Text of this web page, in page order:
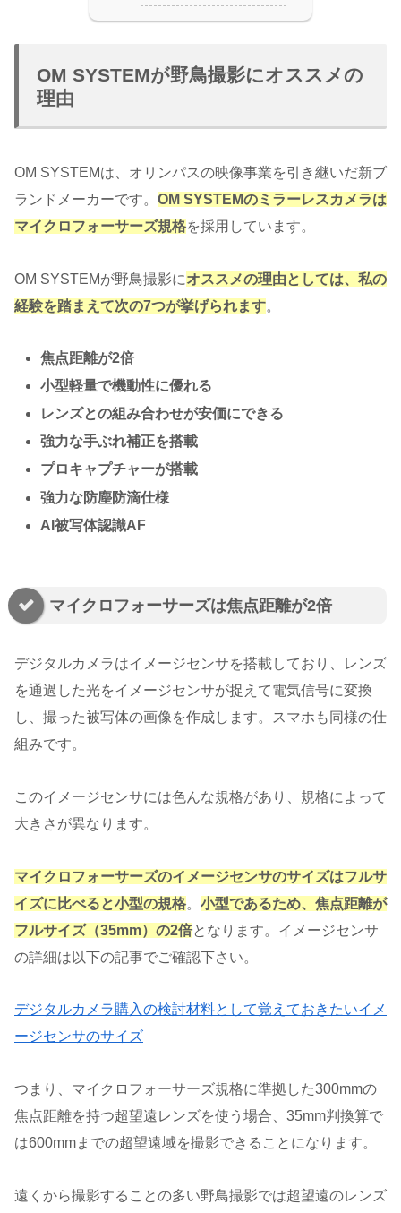
OM SYSTEMが野鳥撮影にオススメの
理由
OM SYSTEMは、オリンパスの映像事業を引き継いだ新ブ
ランドメーカーです。 OM SYSTEMのミラーレスカメラは
マイクロフォーサーズ規格を採用しています。
OM SYSTEMが野鳥撮影にオススメの理由としては、私の
経験を踏まえて次の7つが挙げられます。
焦点距離が2倍
小型軽量で機動性に優れる
レンズとの組み合わせが安価にできる
強力な手ぶれ補正を搭載
プロキャプチャーが搭載
強力な防塵防滴仕様
AI被写体認識AF
マイクロフォーサーズは焦点距離が2倍
デジタルカメラはイメージセンサを搭載しており、レンズ
を通過した光をイメージセンサが捉えて電気信号に変換
し、撮った被写体の画像を作成します。スマホも同様の仕
組みです。
このイメージセンサには色んな規格があり、規格によって
大きさが異なります。
マイクロフォーサーズのイメージセンサのサイズはフルサ
イズに比べると小型の規格。 小型であるため、焦点距離が
フルサイズ（35mm）の2倍となります。イメージセンサ
の詳細は以下の記事でご確認下さい。
デジタルカメラ購入の検討材料として覚えておきたいイメ
ージセンサのサイズ
つまり、マイクロフォーサーズ規格に準拠した300mmの
焦点距離を持つ超望遠レンズを使う場合、35mm判換算で
は600mmまでの超望遠域を撮影できることになります。
遠くから撮影することの多い野鳥撮影では超望遠のレンズ